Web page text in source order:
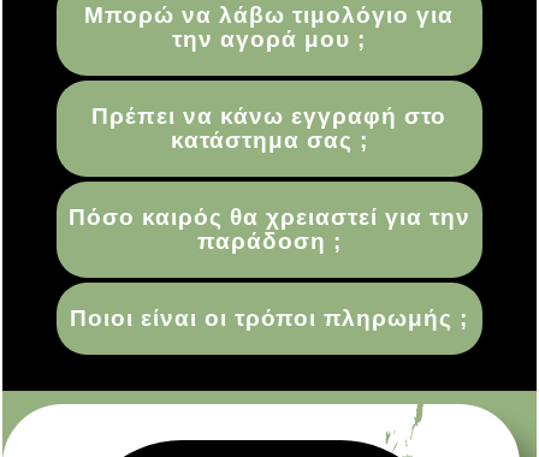
Μπορώ να λάβω τιμολόγιο για
την αγορά μου ;
Πρέπει να κάνω εγγραφή στο
κατάστημα σας ;
Πόσο καιρός θα χρειαστεί για την
παράδοση ;
Ποιοι είναι οι τρόποι πληρωμής ;